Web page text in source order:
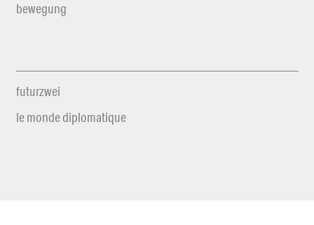
bewegung
futurzwei
le monde diplomatique